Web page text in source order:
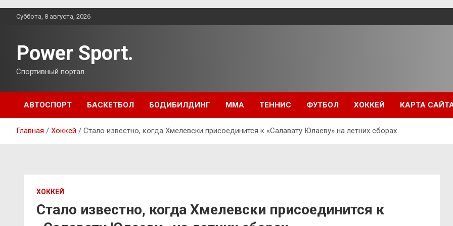
ПерейтиСуббота, 8 августа, 2026
Power Sport.
Спортивный портал.
АВТОСПОРТ БАСКЕТБОЛ БОДИБИЛДИНГ ММА ТЕННИС ФУТБОЛ ХОККЕЙ КАРТА
Главная Хоккей Стало известно, когда Хмелевски присоединится к «Салавату Юлаеву» на летних сборах
ХОККЕЙ
Стало известно, когда Хмелевски присоединится к